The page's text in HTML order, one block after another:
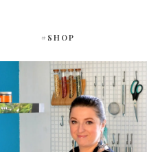
#SHOP